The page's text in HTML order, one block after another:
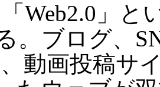
Web2.0 」と
。ブログ、
、動画投稿サ